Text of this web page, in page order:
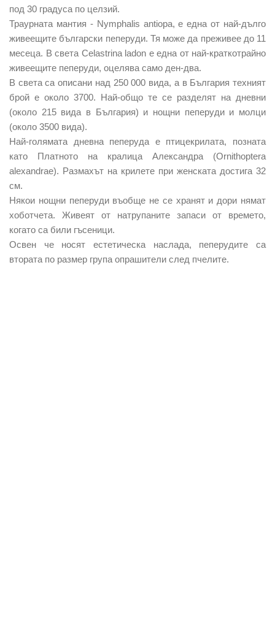
под 30 градуса по целзий.
Траурната мантия - Nymphalis antiopa, е една от най-дълго
живеещите български пеперуди. Тя може да преживее до 11
месеца. В света Celastrina ladon е една от най-краткотрайно
живеещите пеперуди, оцелява само ден-два.
В света са описани над 250 000 вида, а в България техният
брой е около 3700. Най-общо те се разделят на дневни
(около 215 вида в България) и нощни пеперуди и молци
(около 3500 вида).
Най-голямата дневна пеперуда е птицекрилата, позната
като Платното на кралица Александра (Ornithoptera
alexandrae). Размахът на крилете при женската достига 32
см.
Някои нощни пеперуди въобще не се хранят и дори нямат
хоботчета. Живеят от натрупаните запаси от времето,
когато са били гъсеници.
Освен че носят естетическа наслада, пеперудите са
втората по размер група опрашители след пчелите.